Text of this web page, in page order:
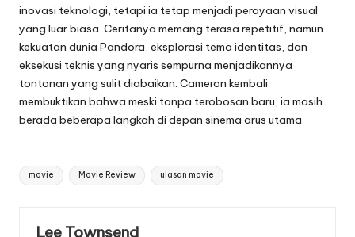
inovasi teknologi, tetapi ia tetap menjadi perayaan visual
yang luar biasa. Ceritanya memang terasa repetitif, namun
kekuatan dunia Pandora, eksplorasi tema identitas, dan
eksekusi teknis yang nyaris sempurna menjadikannya
tontonan yang sulit diabaikan. Cameron kembali
membuktikan bahwa meski tanpa terobosan baru, ia masih
berada beberapa langkah di depan sinema arus utama.
Tags:
movie Movie Review ulasan movie
Lee Townsend